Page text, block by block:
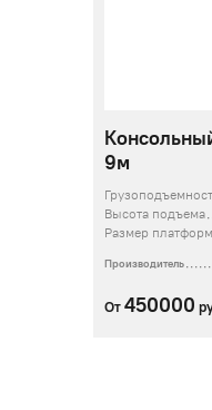
9м
Высота подъема
Размер
Производитель
От 450000